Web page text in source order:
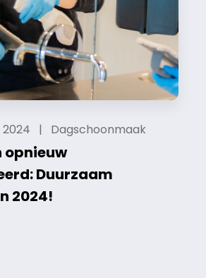
2024 | Dagschoonmaak
Duurzaam
2024!